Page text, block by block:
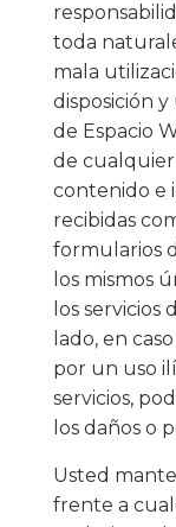
toda
mala
disposición
de Espacio
de cualquier
contenido e
recibidas
formularios
los mismos
los
lado, en
por un uso
servicios,
los daños o
Usted
frente a